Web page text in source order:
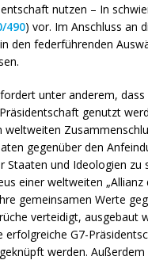
nutzen – In
490) vor. Im Anschluss an
den federführenden
unter anderem, dass
genutzt
weltweiten
gegenüber den
Staaten und Ideologien zu
einer weltweiten „Allianz
gemeinsamen Werte
verteidigt, ausgebaut
erfolgreiche G7-
werden. Außerdem